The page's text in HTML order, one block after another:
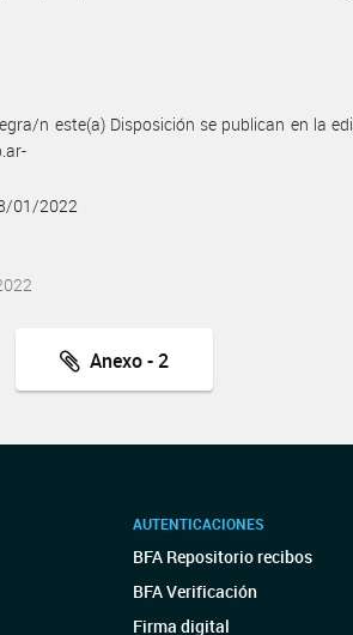
n este(a) Disposición se publican en la
01/2022
Anexo - 2
AUTENTICACIONES
BFA Repositorio recibos
BFA Verificación
Firma digital